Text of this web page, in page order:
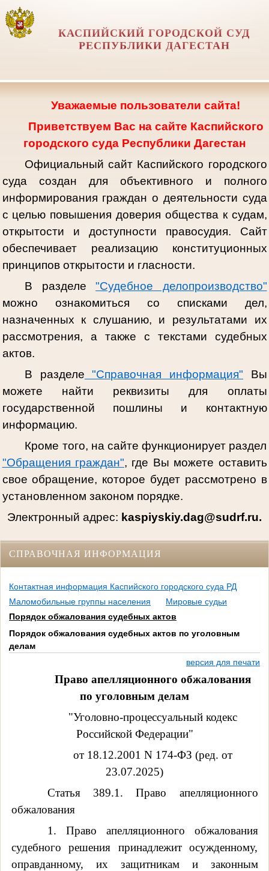
КАСПИЙСКИЙ ГОРОДСКОЙ СУД
РЕСПУБЛИКИ ДАГЕСТАН
Уважаемые пользователи сайта!
Приветствуем Вас на сайте Каспийского
городского суда Республики Дагестан
Официальный сайт Каспийского городского
суда создан для объективного и полного
информирования граждан о деятельности суда
с целью повышения доверия общества к судам,
открытости и доступности правосудия. Сайт
обеспечивает реализацию конституционных
принципов открытости и гласности.
В разделе"Судебное делопроизводство"
можно ознакомиться со списками дел,
назначенных к слушанию, и результатами их
рассмотрения, а также с текстами судебных
актов.
В разделе "Справочная информация" Вы
можете найти реквизиты для оплаты
государственной пошлины и контактную
информацию.
Кроме того, на сайте функционирует раздел
"Обращения граждан", где Вы можете оставить
свое обращение, которое будет рассмотрено в
установленном законом порядке.
Электронный адрес: kaspiyskiy.dag@sudrf.ru.
СПРАВОЧНАЯ ИНФОРМАЦИЯ
Контактная информация Каспийского городского суда РД
Маломобильные группы населения
Мировые судьи
Порядок обжалования судебных актов
Порядок обжалования судебных актов по уголовным
делам
версия для печати
Право апелляционного обжалования
по уголовным делам
"Уголовно-процессуальный кодекс
Российской Федерации"
от 18.12.2001 N 174-ФЗ (ред. от
23.07.2025)
Статья 389.1. Право апелляционного
обжалования
1. Право апелляционного обжалования
судебного решения принадлежит осужденному,
оправданному, их защитникам и законным